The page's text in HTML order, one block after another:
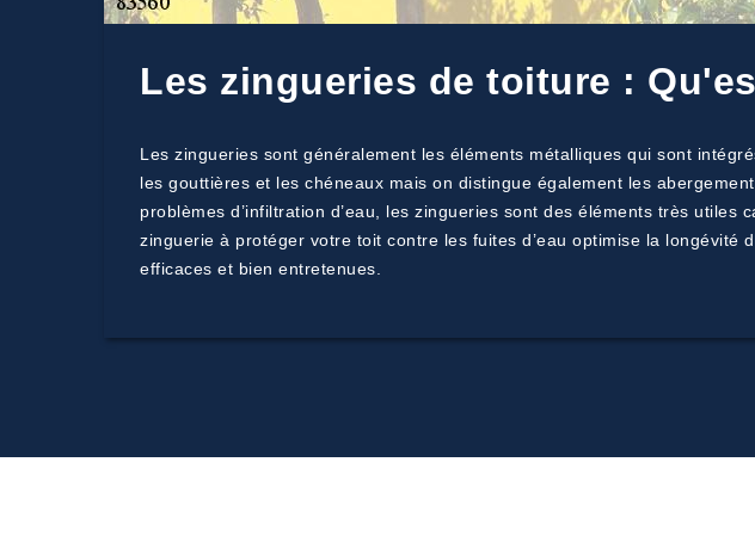
Les zingueries de toiture :
Les zingueries sont généralement les éléments métalliques qui sont
les gouttières et les chéneaux mais on distingue également les
problèmes d’infiltration d’eau, les zingueries sont des éléments très
zinguerie à protéger votre toit contre les fuites d’eau optimise la
efficaces et bien entretenues.